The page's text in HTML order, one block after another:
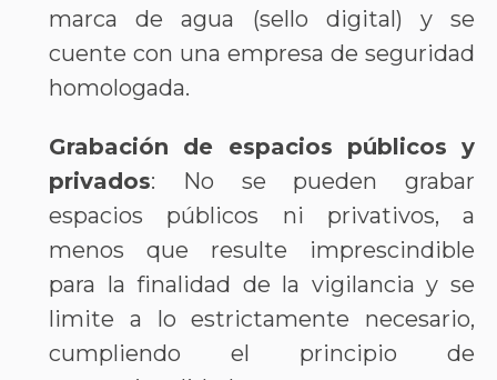
marca de agua (sello digital) y se
cuente con una empresa de seguridad
homologada.
Grabación de espacios públicos y
privados: No se pueden grabar
espacios públicos ni privativos, a
menos que resulte imprescindible
para la finalidad de la vigilancia y se
limite a lo estrictamente necesario,
cumpliendo el principio de